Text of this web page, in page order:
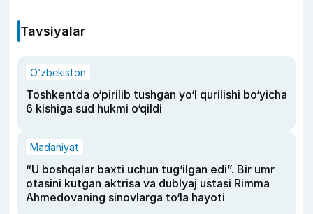
Tavsiyalar
O‘zbekiston
Toshkentda o‘pirilib tushgan yo‘l qurilishi bo‘yicha
6 kishiga sud hukmi o‘qildi
Madaniyat
“U boshqalar baxti uchun tug‘ilgan edi”. Bir umr
otasini kutgan aktrisa va dublyaj ustasi Rimma
Ahmedovaning sinovlarga to‘la hayoti